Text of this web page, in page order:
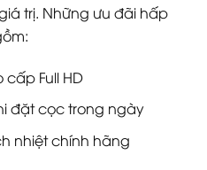
trị. Những ưu đãi hấp
Full HD
đặt cọc trong ngày
nhiệt chính hãng